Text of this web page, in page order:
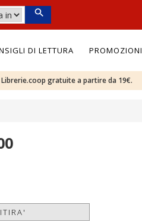
DI LETTURA PROMOZIONI
gratuite a partire da 19€.